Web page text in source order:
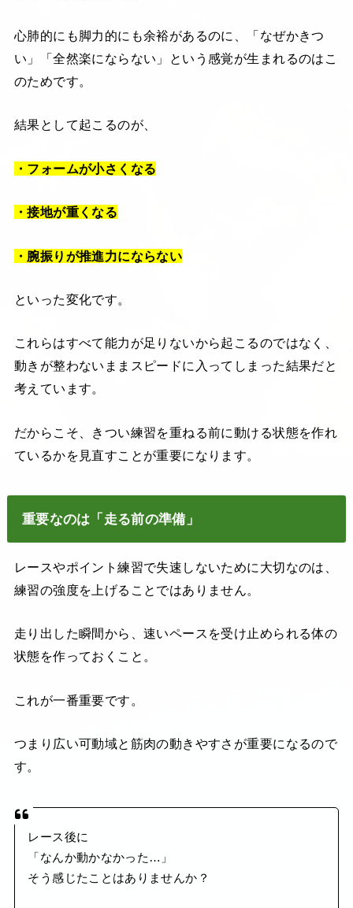
心肺的にも脚力的にも余裕があるのに、「なぜかきつ
い」「全然楽にならない」という感覚が生まれるのはこ
のためです。
結果として起こるのが、
・フォームが小さくなる
・接地が重くなる
・腕振りが推進力にならない
といった変化です。
これらはすべて能力が足りないから起こるのではなく、
動きが整わないままスピードに入ってしまった結果だと
考えています。
だからこそ、きつい練習を重ねる前に動ける状態を作れ
ているかを見直すことが重要になります。
重要なのは「走る前の準備」
レースやポイント練習で失速しないために大切なのは、
練習の強度を上げることではありません。
走り出した瞬間から、速いペースを受け止められる体の
状態を作っておくこと。
これが一番重要です。
つまり広い可動域と筋肉の動きやすさが重要になるので
す。
レース後に
「なんか動かなかった…」
そう感じたことはありませんか？